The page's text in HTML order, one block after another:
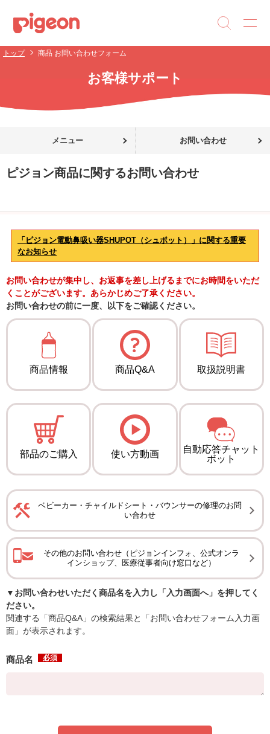
トップ 商品 お問い合わせフォーム
お客様サポート
メニュー お問い合わせ
ピジョン商品に関するお問い合わせ
「ピジョン電動鼻吸い器SHUPOT（シュポット）」に関する重要
なお知らせ
お問い合わせが集中し、お返事を差し上げるまでにお時間をいただ
くことがございます。あらかじめご了承ください。
お問い合わせの前に一度、以下をご確認ください。
商品情報 商品Q&A 取扱説明書
部品のご購入 使い方動画
自動応答チャット
ボット
ベビーカー・チャイルドシート・バウンサーの修理のお問
い合わせ
その他のお問い合わせ（ピジョンインフォ、公式オンラ
インショップ、医療従事者向け窓口など）
▼お問い合わせいただく商品名を入力し「入力画面へ」を押してく
ださい。
関連する「商品Q&A」の検索結果と「お問い合わせフォーム入力画
面」が表示されます。
商品名 必須